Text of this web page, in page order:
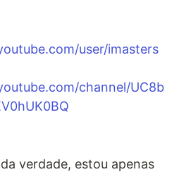
user/imasters
channel/UC8b
verdade, estou apenas